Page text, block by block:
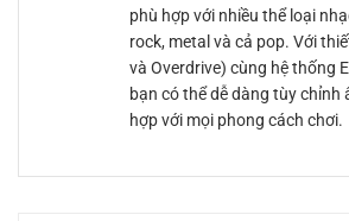
phù hợp với nhiều thể loại
rock, metal và cả pop. Với
và Overdrive) cùng hệ thống
bạn có thể dễ dàng tùy chỉnh
hợp với mọi phong cách chơi.